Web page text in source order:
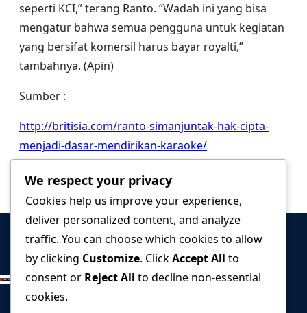
seperti KCI,” terang Ranto. “Wadah ini yang bisa
mengatur bahwa semua pengguna untuk kegiatan
yang bersifat komersil harus bayar royalti,”
tambahnya. (Apin)
Sumber :
http://britisia.com/ranto-simanjuntak-hak-cipta-
menjadi-dasar-mendirikan-karaoke/
Ranto P.
Simanjuntak, SH.,
MH.
We respect your privacy
Cookies help us improve your experience,
deliver personalized content, and analyze
traffic. You can choose which cookies to allow
by clicking Customize. ClickAccept All to
consent or Reject All to decline non-essential
cookies.